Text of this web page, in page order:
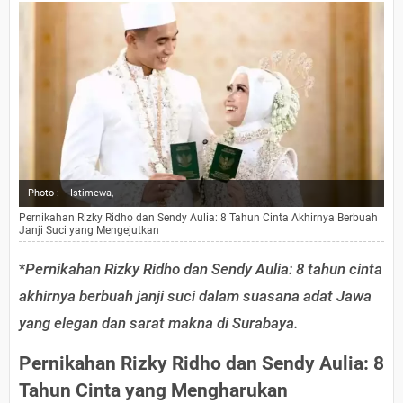
Photo : Istimewa,
Pernikahan Rizky Ridho dan Sendy Aulia: 8 Tahun Cinta Akhirnya Berbuah
Janji Suci yang Mengejutkan
*Pernikahan Rizky Ridho dan Sendy Aulia: 8 tahun cinta
akhirnya berbuah janji suci dalam suasana adat Jawa
yang elegan dan sarat makna di Surabaya.
Pernikahan Rizky Ridho dan Sendy Aulia: 8
Tahun Cinta yang Mengharukan